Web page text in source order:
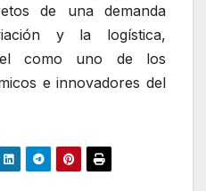
de una demanda
y la logística,
como uno de los
e innovadores del